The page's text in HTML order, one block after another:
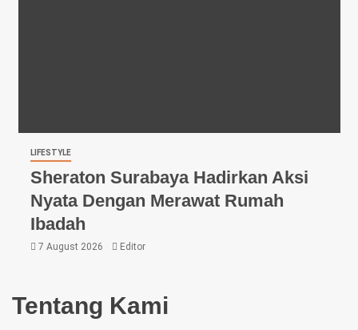
LIFESTYLE
Sheraton Surabaya Hadirkan Aksi
Nyata Dengan Merawat Rumah
Ibadah
7 August 2026 Editor
Tentang Kami